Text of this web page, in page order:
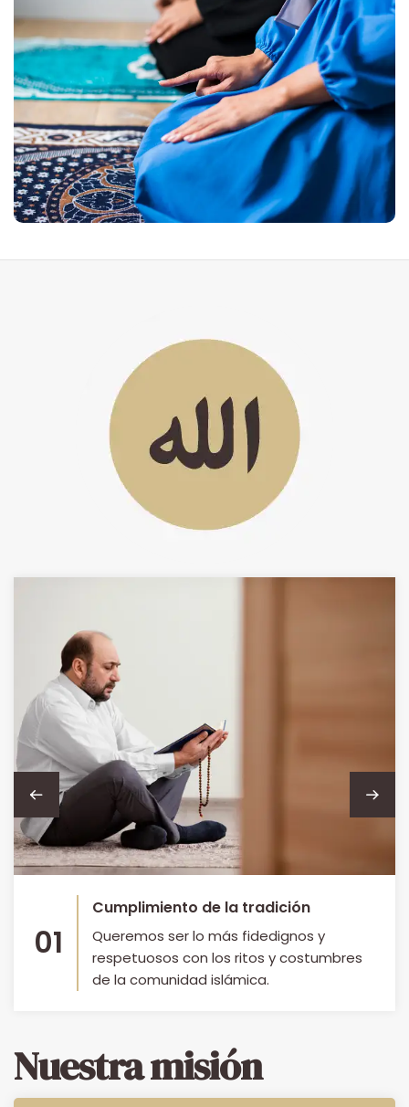
01
Cumplimiento de la tradición
Queremos ser lo más fidedignos y
respetuosos con los ritos y costumbres
de la comunidad islámica.
Nuestra misión